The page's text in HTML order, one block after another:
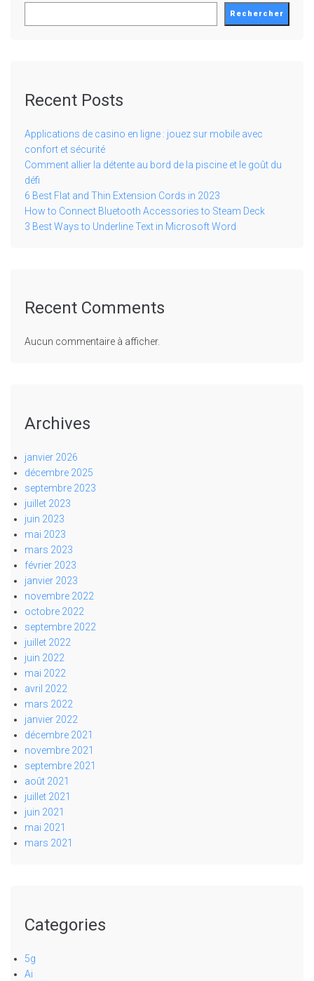
Rechercher
Recent Posts
Applications de casino en ligne : jouez sur mobile avec
confort et sécurité
Comment allier la détente au bord de la piscine et le goût du
défi
6 Best Flat and Thin Extension Cords in 2023
How to Connect Bluetooth Accessories to Steam Deck
3 Best Ways to Underline Text in Microsoft Word
Recent Comments
Aucun commentaire à afficher.
Archives
janvier 2026
décembre 2025
septembre 2023
juillet 2023
juin 2023
mai 2023
mars 2023
février 2023
janvier 2023
novembre 2022
octobre 2022
septembre 2022
juillet 2022
juin 2022
mai 2022
avril 2022
mars 2022
janvier 2022
décembre 2021
novembre 2021
septembre 2021
août 2021
juillet 2021
juin 2021
mai 2021
mars 2021
Categories
5g
Ai